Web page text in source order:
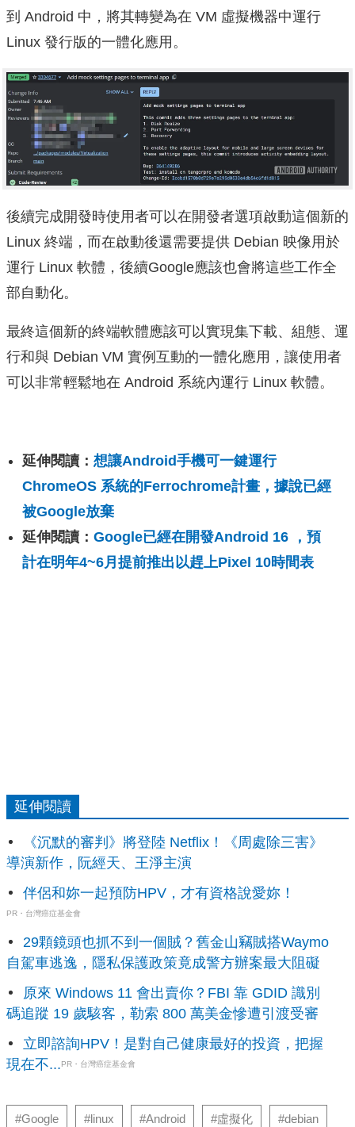
到 Android 中，將其轉變為在 VM 虛擬機器中運行
Linux 發行版的一體化應用。
後續完成開發時使用者可以在開發者選項啟動這個新的
Linux 終端，而在啟動後還需要提供 Debian 映像用於
運行 Linux 軟體，後續Google應該也會將這些工作全
部自動化。
最終這個新的終端軟體應該可以實現集下載、組態、運
行和與 Debian VM 實例互動的一體化應用，讓使用者
可以非常輕鬆地在 Android 系統內運行 Linux 軟體。
延伸閱讀： 想讓Android手機可一鍵運行
ChromeOS 系統的Ferrochrome計畫，據說已經
被Google放棄
延伸閱讀： Google已經在開發Android 16 ，預
計在明年4~6月提前推出以趕上Pixel 10時間表
延伸閱讀
《沉默的審判》將登陸 Netflix！《周處除三害》
導演新作，阮經天、王淨主演
伴侶和妳一起預防HPV，才有資格說愛妳！
PR・台灣癌症基金會
29顆鏡頭也抓不到一個賊？舊金山竊賊搭Waymo
自駕車逃逸，隱私保護政策竟成警方辦案最大阻礙
原來 Windows 11 會出賣你？FBI 靠 GDID 識別
碼追蹤 19 歲駭客，勒索 800 萬美金慘遭引渡受審
立即諮詢HPV！是對自己健康最好的投資，把握
現在不...PR・台灣癌症基金會
#Google #linux #Android #虛擬化 #debian